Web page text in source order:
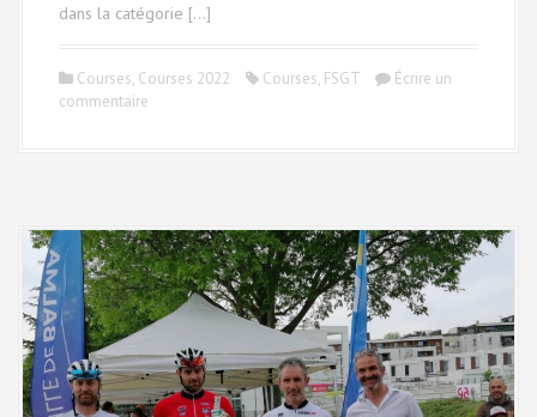
dans la catégorie […]
Courses, Courses 2022 Courses, FSGT
Écrire un
commentaire